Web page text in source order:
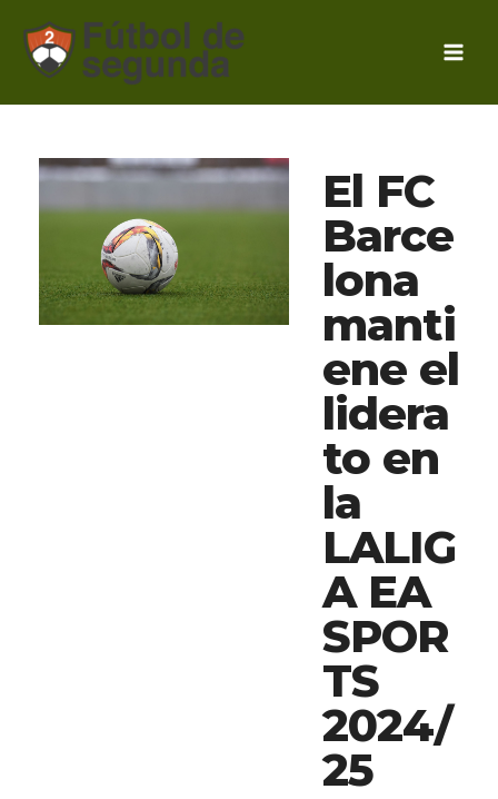
contenido
El FC
Barce
lona
manti
ene el
lidera
to en
la
LALIG
A EA
SPOR
TS
2024/
25